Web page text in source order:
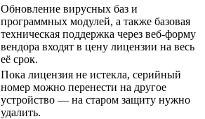
Обновление вирусных баз и
программных модулей, а также базовая
техническая поддержка через веб-форму
вендора входят в цену лицензии на весь
её срок.
Пока лицензия не истекла, серийный
номер можно перенести на другое
устройство — на старом защиту нужно
удалить.